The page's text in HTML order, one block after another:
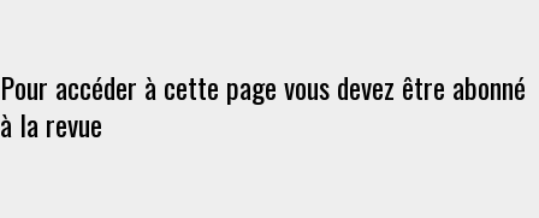
Pour accéder à cette page vous devez être abonné
à la revue